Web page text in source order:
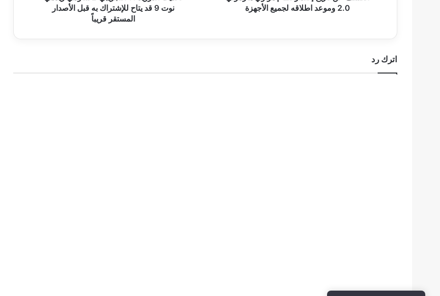
2.0 وموعد اطلاقه لجميع الأجهزة
نوت 9 قد يتاح للإشتراك به قبل الأصدار
المستقر قريباً
اترك رد